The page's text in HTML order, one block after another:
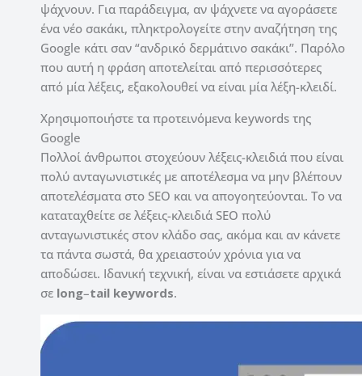
ψάχνουν. Για παράδειγμα, αν ψάχνετε να αγοράσετε
ένα νέο σακάκι, πληκτρολογείτε στην αναζήτηση της
Google κάτι σαν “ανδρικό δερμάτινο σακάκι”. Παρόλο
που αυτή η φράση αποτελείται από περισσότερες
από μία λέξεις, εξακολουθεί να είναι μία λέξη-κλειδί.
Χρησιμοποιήστε τα προτεινόμενα keywords της
Google
Πολλοί άνθρωποι στοχεύουν λέξεις-κλειδιά που είναι
πολύ ανταγωνιστικές με αποτέλεσμα να μην βλέπουν
αποτελέσματα στο SEO και να απογοητεύονται. Το να
καταταχθείτε σε λέξεις-κλειδιά SEO πολύ
ανταγωνιστικές στον κλάδο σας, ακόμα και αν κάνετε
τα πάντα σωστά, θα χρειαστούν χρόνια για να
αποδώσει. Ιδανική τεχνική, είναι να εστιάσετε αρχικά
σε long–tail keywords.